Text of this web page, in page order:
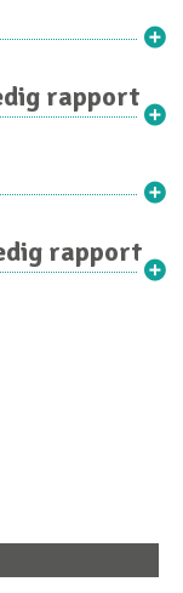
rapport
rapport